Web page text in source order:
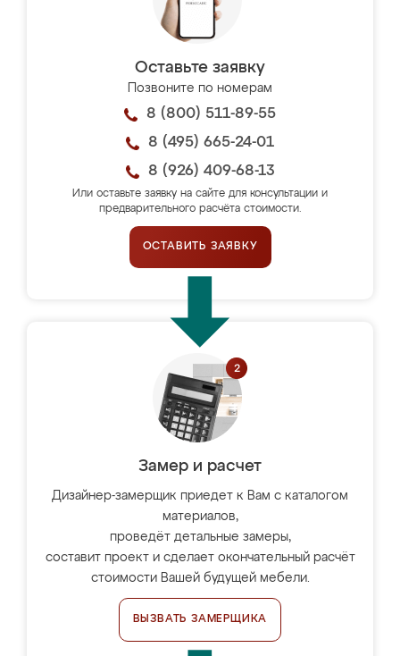
Оставьте заявку
Позвоните по номерам
8 (800) 511-89-55
8 (495) 665-24-01
8 (926) 409-68-13
Или оставьте заявку на сайте для консультации и
предварительного расчёта стоимости.
ОСТАВИТЬ ЗАЯВКУ
Замер и расчет
Дизайнер-замерщик приедет к Вам с каталогом
материалов,
проведёт детальные замеры,
составит проект и сделает окончательный расчёт
стоимости Вашей будущей мебели.
ВЫЗВАТЬ ЗАМЕРЩИКА